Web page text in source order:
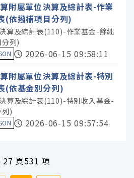
附屬單位決算及綜計表-作業
(依撥補項目分列)
算及綜計表(110)-作業基金-餘絀
列)
2026-06-15 09:58:11
附屬單位決算及綜計表-特別
(依基金別分列)
算及綜計表(110)-特別收入基金-
)
2026-06-15 09:57:54
27 頁531 項